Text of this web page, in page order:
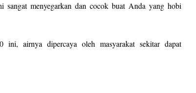
sangat menyegarkan dan cocok buat Anda yang hobi
ini, airnya dipercaya oleh masyarakat sekitar dapat